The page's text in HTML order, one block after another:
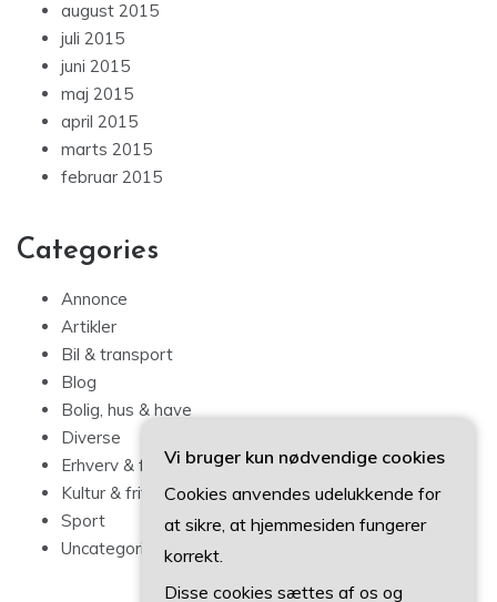
august 2015
juli 2015
juni 2015
maj 2015
april 2015
marts 2015
februar 2015
Categories
Annonce
Artikler
Bil & transport
Blog
Bolig, hus & have
Diverse
Erhverv & forbrug
Kultur & fritid
Sport
Uncategorized
Vi bruger kun nødvendige cookies
Cookies anvendes udelukkende for
at sikre, at hjemmesiden fungerer
korrekt.
Disse cookies sættes af os og